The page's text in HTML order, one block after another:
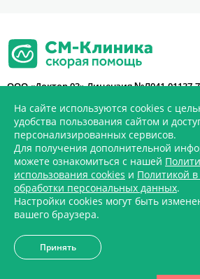
ООО «Доктор 03» Лицензия №Л041-01137-
Политика «СМ-Клиника» в отношении
данных
Администрация клиники принимает все
обновлению размещенного на сайте прайс-
избежание возможных недоразумений,
стоимость услуг в регистратуре или в
+7 (495) 777-48-03. Размещенный прайс не
Медицинские услуги оказываются на
ИМЕЮТСЯ ПРОТИВОПОКАЗАНИЯ.
На сайте используются cookies с
удобства пользования сайтом и
персонализированных сервисов.
Для получения дополнительной
можете ознакомиться с нашей
использования cookies и Политикой
обработки персональных данных.
Настройки cookies могут быть
вашего браузера.
Принять